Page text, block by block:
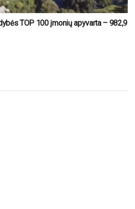
TOP 100 įmonių apyvarta – 982,9